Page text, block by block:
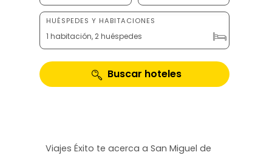
HUÉSPEDES Y HABITACIONES
1 habitación, 2 huéspedes
Buscar hoteles
Viajes Éxito te acerca a San Miguel de